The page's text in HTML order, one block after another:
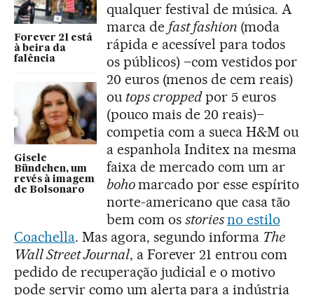
Forever 21 está
à beira da
falência
Gisele
Bündchen, um
revés à imagem
de Bolsonaro
qualquer festival de música. A
marca de fast fashion(moda
rápida e acessível para todos
os públicos) –com vestidos por
20 euros (menos de cem reais)
ou tops croppedpor 5 euros
(pouco mais de 20 reais)–
competia com a sueca H&M ou
a espanhola Inditex na mesma
faixa de mercado com um ar
bohomarcado por esse espírito
norte-americano que casa tão
bem com os storiesno estilo
Coachella. Mas agora, segundo informa The
Wall Street Journal, a Forever 21 entrou com
pedido de recuperação judicial e o motivo
pode servir como um alerta para a indústria